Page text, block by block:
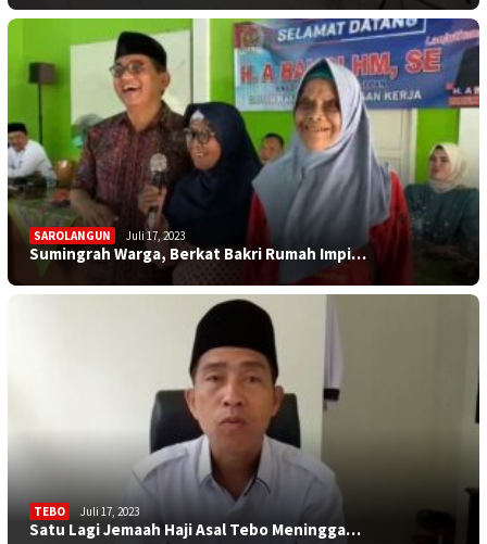
SAROLANGUN Juli 17, 2023
Sumingrah Warga, Berkat Bakri Rumah Impi…
TEBO Juli 17, 2023
Satu Lagi Jemaah Haji Asal Tebo Meningga…